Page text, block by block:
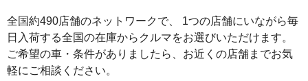
全国約490店舗のネットワークで、 1つの店舗にいながら毎
日入荷する全国の在庫からクルマをお選びいただけます。
ご希望の車・条件がありましたら、お近くの店舗までお気
軽にご相談ください。